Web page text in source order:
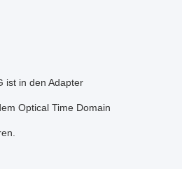
ist in den Adapter
Optical Time Domain